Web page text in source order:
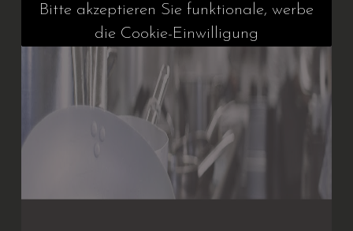
Bitte akzeptieren Sie funktionale, werbe
die Cookie-Einwilligung